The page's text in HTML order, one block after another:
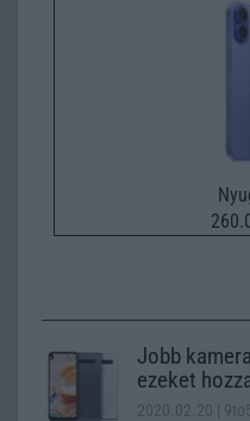
Jobb
ezeket
2020.02.20 |